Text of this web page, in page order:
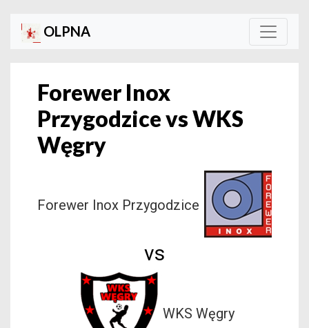
OLPNA
Forewer Inox
Przygodzice vs WKS
Węgry
Forewer Inox Przygodzice
vs
WKS Węgry